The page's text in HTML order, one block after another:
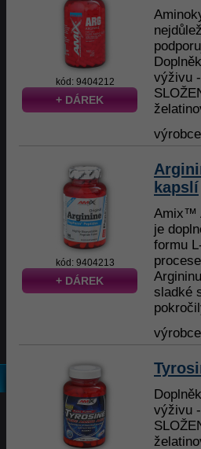
kód: 9404212
+ DÁREK
výživu
kód: 9404213
+ DÁREK
kapslí
Amix™
je
formu
sladké
výživu